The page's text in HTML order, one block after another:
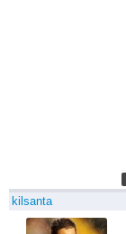
kilsanta